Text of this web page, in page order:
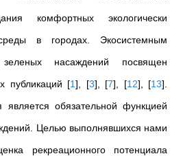
комфортных экологически
в городах. Экосистемным
насаждений посвящен
публикаций [1] [3] [7] [12] [13]
является обязательной функцией
Целью выполнявшихся нами
рекреационного потенциала